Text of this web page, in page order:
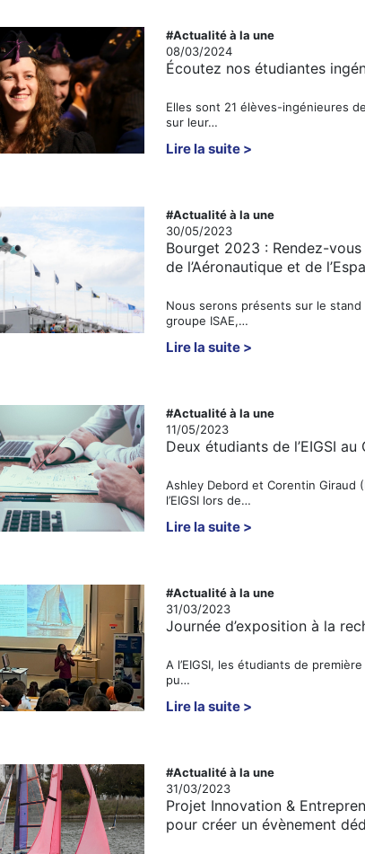
#Actualité à la une
08/03/2024
Écoutez nos étudiantes
Elles sont 21 élèves-ingénieures de
sur leur…
Lire la suite
#Actualité à la une
30/05/2023
Bourget 2023 : Rendez-
de l’Aéronautique et de
Nous serons présents sur le
groupe ISAE,…
Lire la suite
#Actualité à la une
11/05/2023
Deux étudiants de l’EIGSI
Ashley Debord et Corentin Giraud
l’EIGSI lors de…
Lire la suite
#Actualité à la une
31/03/2023
Journée d’exposition à la
A l’EIGSI, les étudiants de
pu…
Lire la suite
#Actualité à la une
31/03/2023
Projet Innovation &
pour créer un évènement